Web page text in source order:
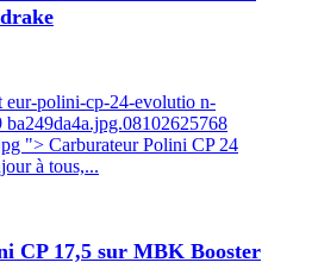
eur-polini-cp-24-evolutio n-
"> Carburateur Polini CP 24
à tous,...
CP 17,5 sur MBK Booster